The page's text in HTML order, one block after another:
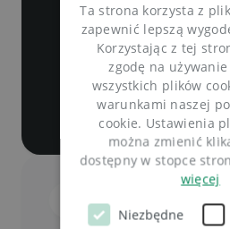
Program Partnerski
Bezpłatny Kreator Stron AI
Możesz na nas liczyć
Ta strona korzysta z
zapewnić lepszą
Korzystając z tej
zgodę na
wszystkich plików
warunkami naszej
cookie. Ustawienia
można zmienić
dostępny w stopce
więcej
Niezbędne